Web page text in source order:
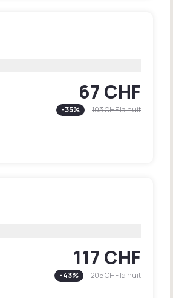
67 CHF
-35% 103 CHFla nuit
117 CHF
-43% 205 CHFla nuit